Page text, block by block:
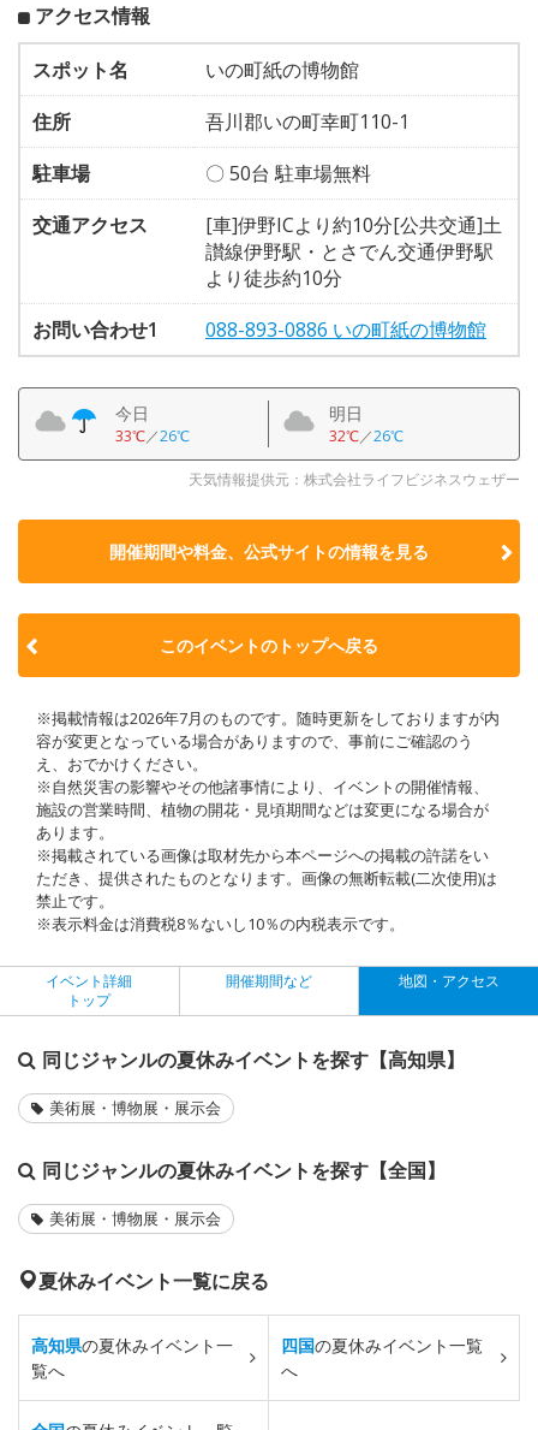
アクセス情報
スポット名
いの町紙の博物館
住所
吾川郡いの町幸町110-1
駐車場
〇 50台 駐車場無料
交通アクセス
[車]伊野ICより約10分[公共交通]土
讃線伊野駅・とさでん交通伊野駅
より徒歩約10分
お問い合わせ1
088-893-0886 いの町紙の博物館
今日
33℃／26℃
明日
32℃／26℃
天気情報提供元：株式会社ライフビジネスウェザー
開催期間や料金、公式サイトの情報を見る
このイベントのトップへ戻る
※掲載情報は2026年7月のものです。随時更新をしておりますが内
容が変更となっている場合がありますので、事前にご確認のう
え、おでかけください。
※自然災害の影響やその他諸事情により、イベントの開催情報、
施設の営業時間、植物の開花・見頃期間などは変更になる場合が
あります。
※掲載されている画像は取材先から本ページへの掲載の許諾をい
ただき、提供されたものとなります。画像の無断転載(二次使用)は
禁止です。
※表示料金は消費税8％ないし10％の内税表示です。
イベント詳細
トップ
開催期間など 地図・アクセス
同じジャンルの夏休みイベントを探す【高知県】
美術展・博物展・展示会
同じジャンルの夏休みイベントを探す【全国】
美術展・博物展・展示会
夏休みイベント一覧に戻る
高知県の夏休みイベント一
覧へ
四国の夏休みイベント一覧
へ